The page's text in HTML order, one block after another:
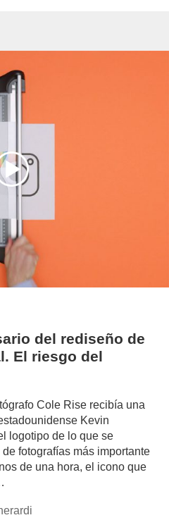
del rediseño de
El riesgo del
Cole Rise recibía una
Kevin
logotipo de lo que se
fotografías más importante
de una hora, el icono que
author/soledad-